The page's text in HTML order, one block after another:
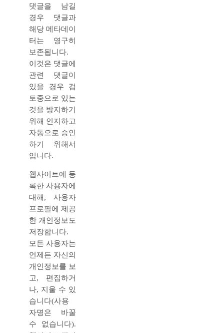
댓글을 남길
경우 댓글과
해당 메타데이
터는 영구히
보존됩니다.
이것은 댓글에
관련 댓글이
있을 경우 검
토중으로 있는
것을 방지하기
위해 인지하고
자동으로 승인
하기 위해서
입니다.
웹사이트에 등
록한 사용자에
대해, 사용자
프로필에 제공
한 개인정보도
저장합니다.
모든 사용자는
언제든 자신의
개인정보를 보
고, 편집하거
나, 지울 수 있
습니다(사용
자명은 바꿀
수 없습니다).